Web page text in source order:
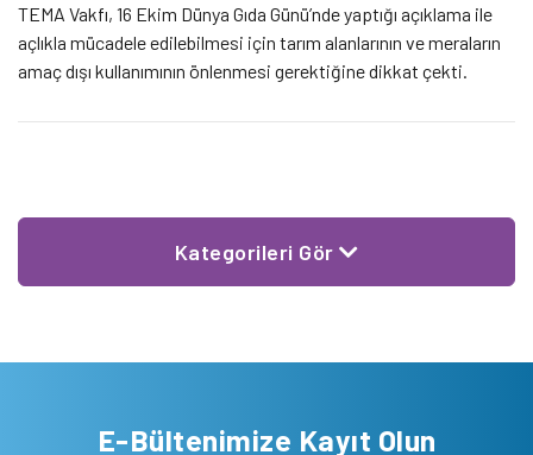
TEMA Vakfı, 16 Ekim Dünya Gıda Günü’nde yaptığı açıklama ile
açlıkla mücadele edilebilmesi için tarım alanlarının ve meraların
amaç dışı kullanımının önlenmesi gerektiğine dikkat çekti.
Kategorileri Gör
E-Bültenimize Kayıt Olun